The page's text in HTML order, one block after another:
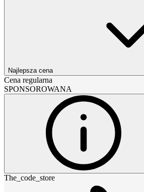
Najlepsza cena
Cena regularna
SPONSOROWANA
The_code_store